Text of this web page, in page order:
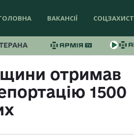
ВАКАНСІЇ СОЦЗАХИСТ
отримав
1500